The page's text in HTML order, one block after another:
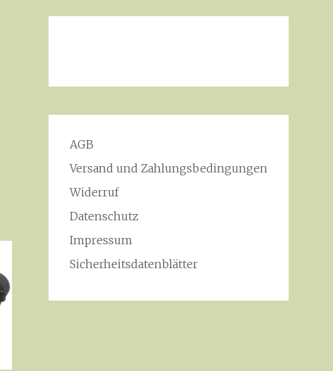
AGB
Versand und Zahlungsbedingungen
Widerruf
Datenschutz
Impressum
Sicherheitsdatenblätter